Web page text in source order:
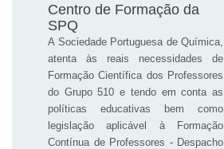
Centro de Formação da
SPQ
A Sociedade Portuguesa de Química,
atenta às reais necessidades de
Formação Científica dos Professores
do Grupo 510 e tendo em conta as
políticas educativas bem como
legislação aplicável à Formação
Contínua de Professores - Despacho